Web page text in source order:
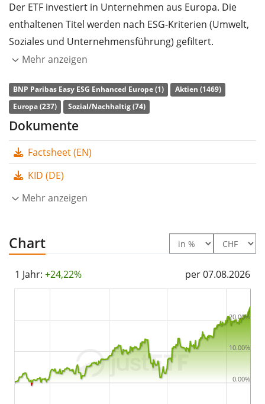
Der ETF investiert in Unternehmen aus Europa. Die
enthaltenen Titel werden nach ESG-Kriterien (Umwelt,
Soziales und Unternehmensführung) gefiltert.
(Gesamtkostenquote) des ETF liegt bei
p.a.. Die Dividendenerträge im ETF werdenthesauriert
(in den ETF reinvestiert).
Der BNP Paribas Easy ESG Enhanced Europe UCITS ETF
Acc ist ein grosser ETF mit
Fondsvolumen. Der ETF wurdeam 4. Dezember 2024
in Luxemburg aufgelegt
Mehr anzeigen
BNP Paribas Easy ESG Enhanced Europe (1)
Aktien (1469)
Europa (237)
Sozial/Nachhaltig (74)
Dokumente
Factsheet (EN)
KID (DE)
Mehr anzeigen
Chart
1 Jahr: +24,22% per 07.08.2026
0.00%
10.00%
20.00%